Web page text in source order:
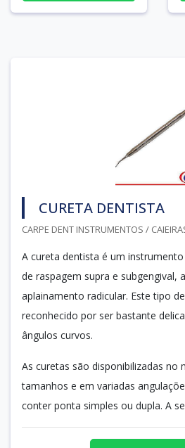
CURETA DENTISTA
CARPE DENT INSTRUMENTOS /
A cureta dentista é um
de raspagem supra e subgengival,
aplainamento radicular. Este tipo
reconhecido por ser bastante
ângulos curvos.
As curetas são disponibilizadas no
tamanhos e em variadas
conter ponta simples ou dupla. A